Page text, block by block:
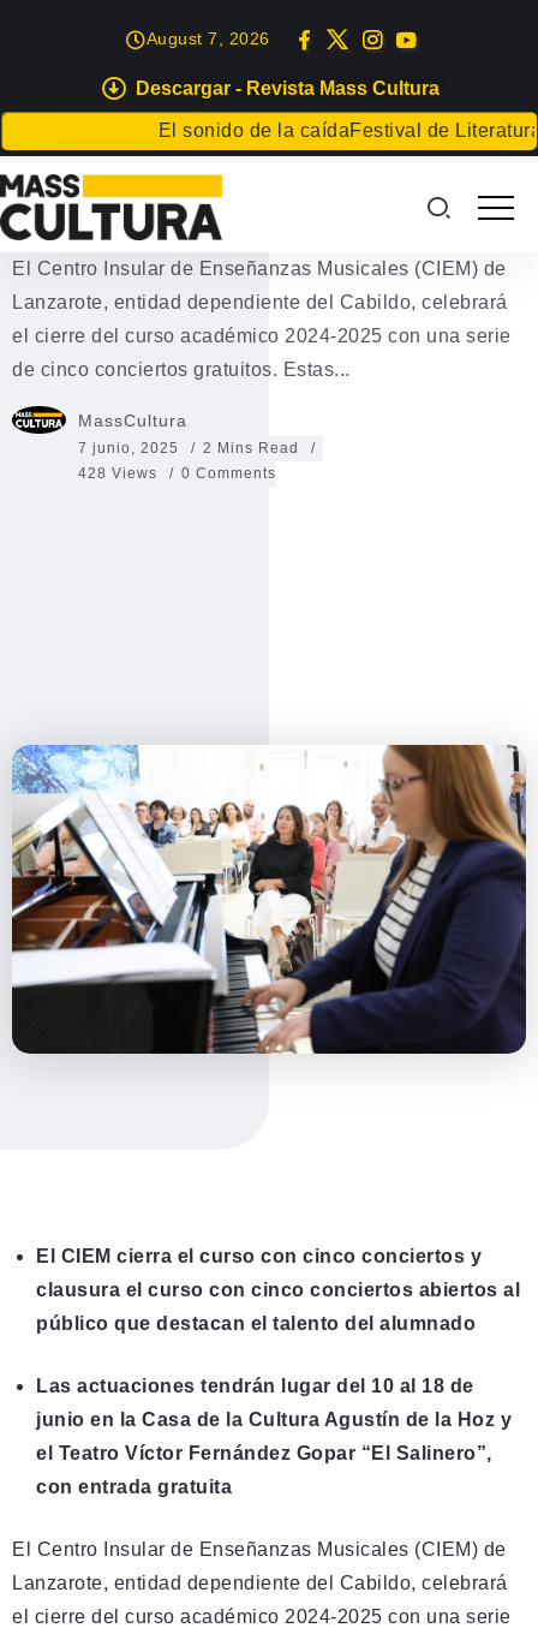
Descargar - Revista Mass Cultura
El sonido de la caídaFestival de Literatura
August 7, 2026
EVENTOS
El CIEM cierra el curso con cinco
conciertos
El Centro Insular de Enseñanzas Musicales (CIEM) de
Lanzarote, entidad dependiente del Cabildo, celebrará
el cierre del curso académico 2024-2025 con una serie
de cinco conciertos gratuitos. Estas...
MassCultura
7 junio, 2025
2 Mins Read
428 Views
0 Comments
El CIEM cierra el curso con cinco conciertos y
clausura el curso con cinco conciertos abiertos al
público que destacan el talento del alumnado
Las actuaciones tendrán lugar del 10 al 18 de
junio en la Casa de la Cultura Agustín de la Hoz y
el Teatro Víctor Fernández Gopar “El Salinero”,
con entrada gratuita
El Centro Insular de Enseñanzas Musicales (CIEM) de
Lanzarote, entidad dependiente del Cabildo, celebrará
el cierre del curso académico 2024-2025 con una serie